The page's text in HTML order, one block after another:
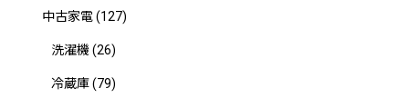
中古家電(127)
洗濯機 (26)
冷蔵庫(79)